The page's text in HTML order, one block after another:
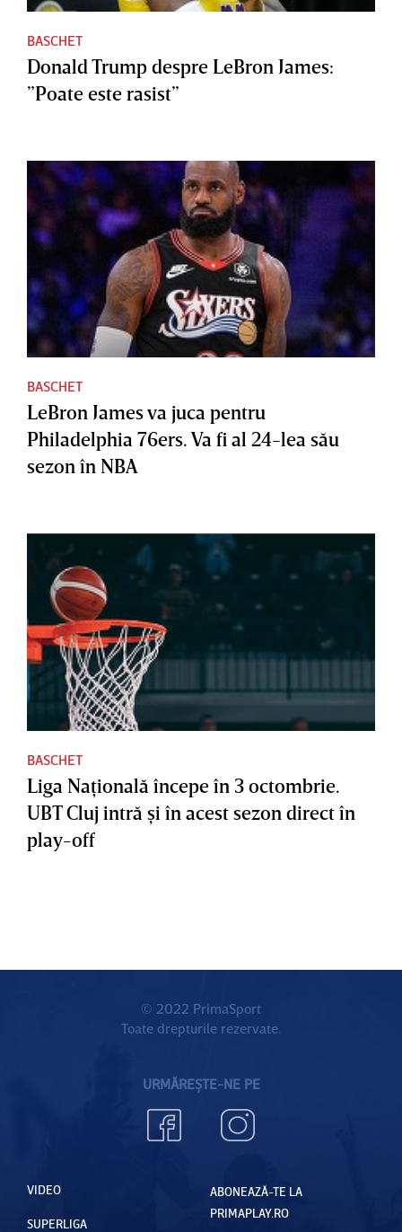
BASCHET
Donald Trump despre LeBron James:
”Poate este rasist”
BASCHET
LeBron James va juca pentru
Philadelphia 76ers. Va fi al 24-lea său
sezon în NBA
BASCHET
Liga Naţională începe în 3 octombrie.
UBT Cluj intră şi în acest sezon direct în
play-off
© 2022 PrimaSport
Toate drepturile rezervate.
URMĂREȘTE-NE PE
VIDEO
SUPERLIGA
ABONEAZĂ-TE LA
PRIMAPLAY.RO